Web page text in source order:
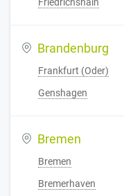
Brandenburg
Frankfurt (Oder)
Genshagen
Bremen
Bremen
Bremerhaven